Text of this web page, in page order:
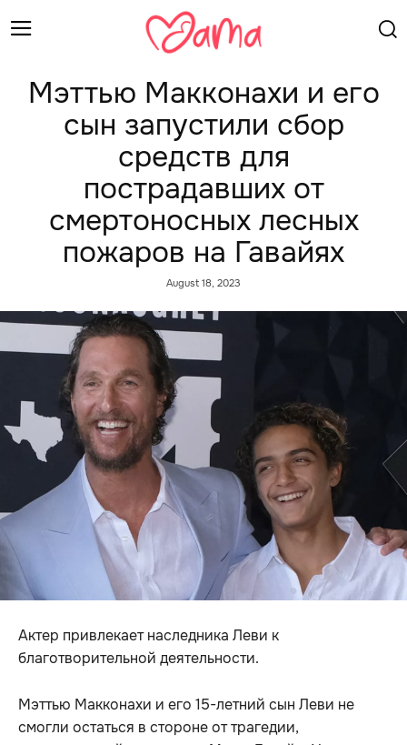
Мэттью Макконахи и его
сын запустили сбор
средств для
пострадавших от
смертоносных лесных
пожаров на Гавайях
August 18, 2023
Актер привлекает наследника Леви к
благотворительной деятельности.
Мэттью Макконахи и его 15-летний сын Леви не
смогли остаться в стороне от трагедии,